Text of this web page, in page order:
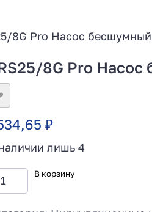
8G Pro Насос
8G Pro
₽
лишь 4
В корзину